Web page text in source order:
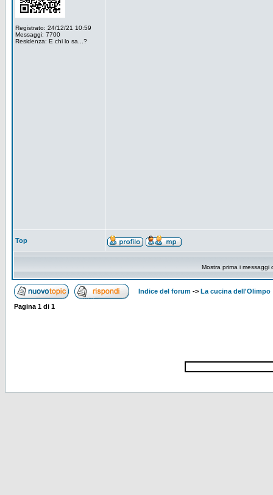
Registrato: 24/12/21 10:59
Messaggi: 7700
Residenza: E chi lo sa...?
Top
Mostra prima i messaggi
Indice del forum -> La cucina dell'Olimpo
Pagina 1 di 1